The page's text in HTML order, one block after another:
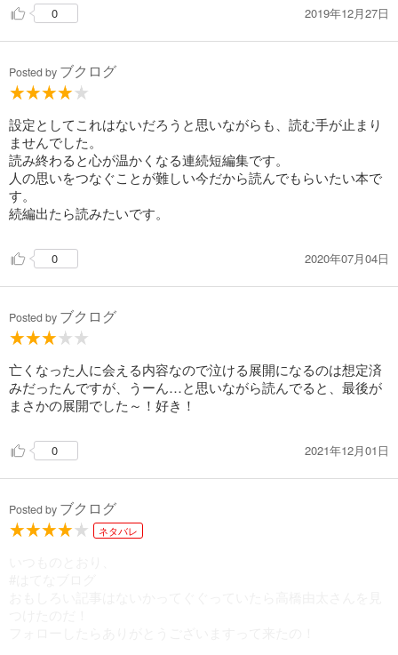
0 2019年12月27日
Posted by ブクログ
設定としてこれはないだろうと思いながらも、読む手が止まり
ませんでした。
読み終わると心が温かくなる連続短編集です。
人の思いをつなぐことが難しい今だから読んでもらいたい本で
す。
続編出たら読みたいです。
0 2020年07月04日
Posted by ブクログ
亡くなった人に会える内容なので泣ける展開になるのは想定済
みだったんですが、うーん…と思いながら読んでると、最後が
まさかの展開でした～！好き！
0 2021年12月01日
Posted by ブクログ
ネタバレ